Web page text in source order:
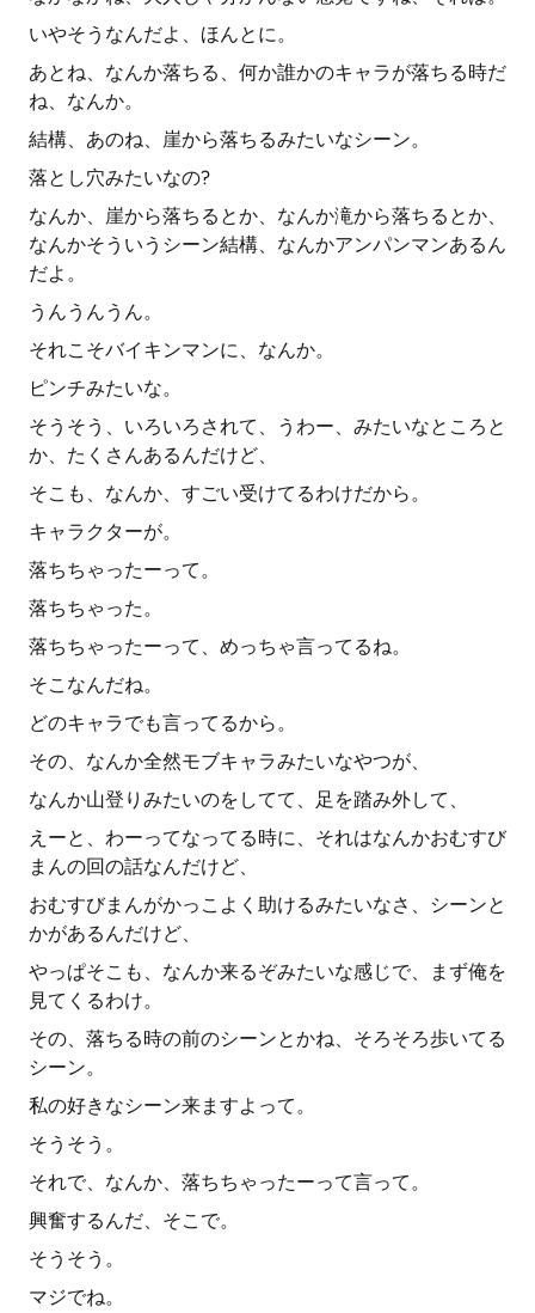
いやそうなんだよ、ほんとに。
あとね、なんか落ちる、何か誰かのキャラが落ちる時だ
ね、なんか。
結構、あのね、崖から落ちるみたいなシーン。
落とし穴みたいなの?
なんか、崖から落ちるとか、なんか滝から落ちるとか、
なんかそういうシーン結構、なんかアンパンマンあるん
だよ。
うんうんうん。
それこそバイキンマンに、なんか。
ピンチみたいな。
そうそう、いろいろされて、うわー、みたいなところと
か、たくさんあるんだけど、
そこも、なんか、すごい受けてるわけだから。
キャラクターが。
落ちちゃったーって。
落ちちゃった。
落ちちゃったーって、めっちゃ言ってるね。
そこなんだね。
どのキャラでも言ってるから。
その、なんか全然モブキャラみたいなやつが、
なんか山登りみたいのをしてて、足を踏み外して、
えーと、わーってなってる時に、それはなんかおむすび
まんの回の話なんだけど、
おむすびまんがかっこよく助けるみたいなさ、シーンと
かがあるんだけど、
やっぱそこも、なんか来るぞみたいな感じで、まず俺を
見てくるわけ。
その、落ちる時の前のシーンとかね、そろそろ歩いてる
シーン。
私の好きなシーン来ますよって。
そうそう。
それで、なんか、落ちちゃったーって言って。
興奮するんだ、そこで。
そうそう。
マジでね。